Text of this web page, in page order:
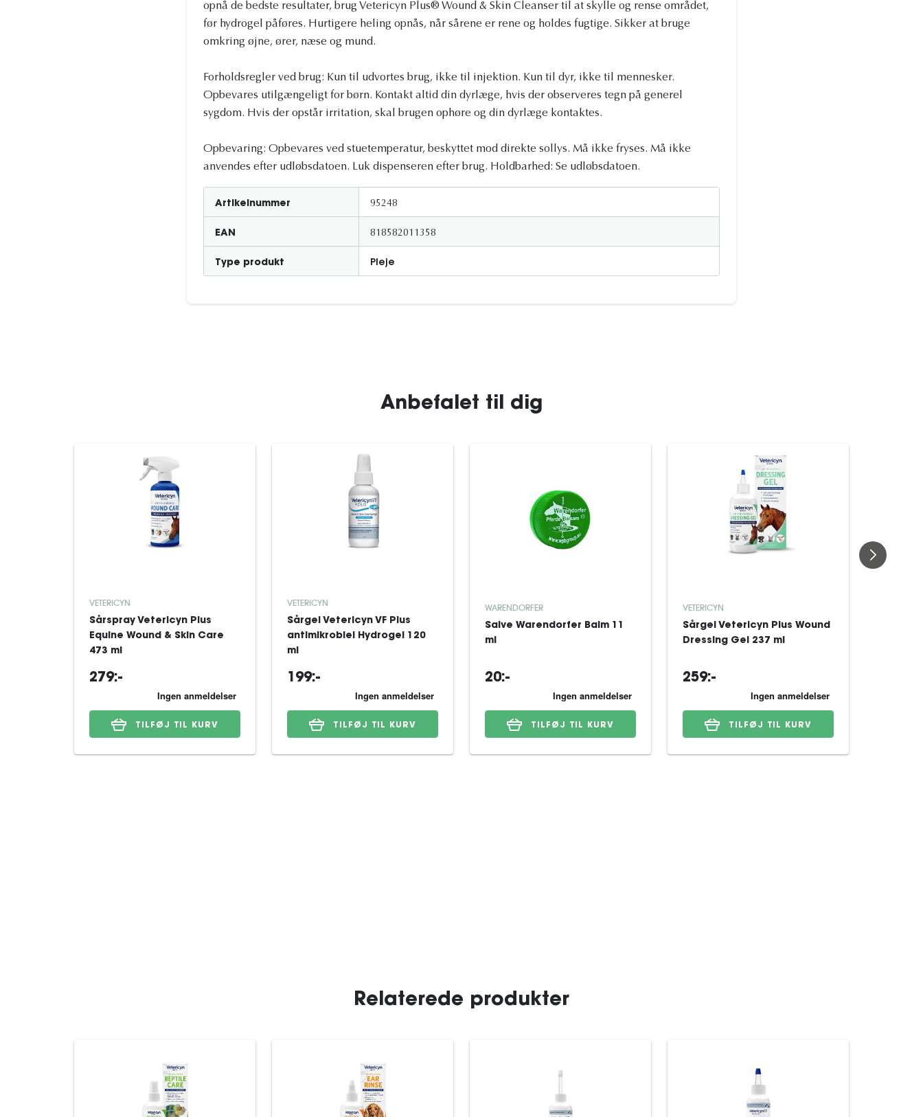
opnå de bedste resultater, brug Vetericyn Plus® Wound & Skin Cleanser til at skylle og rense området,
før hydrogel påføres. Hurtigere heling opnås, når sårene er rene og holdes fugtige. Sikker at bruge
omkring øjne, ører, næse og mund.
Forholdsregler ved brug: Kun til udvortes brug, ikke til injektion. Kun til dyr, ikke til mennesker.
Opbevares utilgængeligt for børn. Kontakt altid din dyrlæge, hvis der observeres tegn på generel
sygdom. Hvis der opstår irritation, skal brugen ophøre og din dyrlæge kontaktes.
Opbevaring: Opbevares ved stuetemperatur, beskyttet mod direkte sollys. Må ikke fryses. Må ikke
anvendes efter udløbsdatoen. Luk dispenseren efter brug. Holdbarhed: Se udløbsdatoen.
Artikelnummer 95248
EAN 818582011358
Type produkt Pleje
Anbefalet til dig
VETERICYN
Sårspray Vetericyn Plus
Equine Wound & Skin Care
473 ml
279:-
TILFØJ TIL KURV
VETERICYN
Sårgel Vetericyn VF Plus
antimikrobiel Hydrogel 120
ml
199:-
TILFØJ TIL KURV
WARENDORFER
Salve Warendorfer Balm 11
ml
20:-
TILFØJ TIL KURV
VETERICYN
Sårgel Vetericyn Plus Wound
Dressing Gel 237 ml
259:-
TILFØJ TIL KURV
Relaterede produkter